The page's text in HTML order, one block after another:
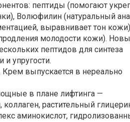
пептиды (помогают
Волюфилин (натуральный
выравнивает тон
молодости кожи).
пептидов для синтеза
упругости.
Крем выпускается в нереально
в плане лифтинга —
растительный
аминокислот,